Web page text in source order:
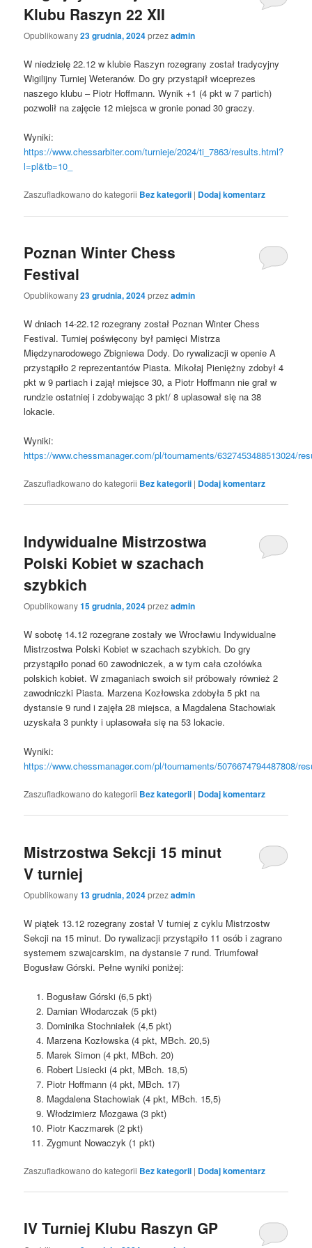
Klubu Raszyn 22 XII
Opublikowany23 grudnia, 2024przezadmin
W niedzielę 22.12 w klubie Raszyn rozegrany został tradycyjny
Wigilijny Turniej Weteranów. Do gry przystąpił wiceprezes
naszego klubu – Piotr Hoffmann. Wynik +1 (4 pkt w 7 partich)
pozwolił na zajęcie 12 miejsca w gronie ponad 30 graczy.
Wyniki:
https://www.chessarbiter.com/turnieje/2024/ti_7863/results.html?
l=pl&tb=10_
Zaszufladkowano do kategorii Bez kategorii | Dodaj komentarz
Poznan Winter Chess
Festival
Opublikowany23 grudnia, 2024przezadmin
W dniach 14-22.12 rozegrany został Poznan Winter Chess
Festival. Turniej poświęcony był pamięci Mistrza
Międzynarodowego Zbigniewa Dody. Do rywalizacji w openie A
przystąpiło 2 reprezentantów Piasta. Mikołaj Pieniężny zdobył 4
pkt w 9 partiach i zajął miejsce 30, a Piotr Hoffmann nie grał w
rundzie ostatniej i zdobywając 3 pkt/ 8 uplasował się na 38
lokacie.
Wyniki:
https://www.chessmanager.com/pl/tournaments/6327453488513024/
Zaszufladkowano do kategorii Bez kategorii | Dodaj komentarz
Indywidualne Mistrzostwa
Polski Kobiet w szachach
szybkich
Opublikowany15 grudnia, 2024przezadmin
W sobotę 14.12 rozegrane zostały we Wrocławiu Indywidualne
Mistrzostwa Polski Kobiet w szachach szybkich. Do gry
przystąpiło ponad 60 zawodniczek, a w tym cała czołówka
polskich kobiet. W zmaganiach swoich sił próbowały również 2
zawodniczki Piasta. Marzena Kozłowska zdobyła 5 pkt na
dystansie 9 rund i zajęła 28 miejsca, a Magdalena Stachowiak
uzyskała 3 punkty i uplasowała się na 53 lokacie.
Wyniki:
https://www.chessmanager.com/pl/tournaments/5076674794487808/
Zaszufladkowano do kategorii Bez kategorii | Dodaj komentarz
Mistrzostwa Sekcji 15 minut
V turniej
Opublikowany13 grudnia, 2024przezadmin
W piątek 13.12 rozegrany został V turniej z cyklu Mistrzostw
Sekcji na 15 minut. Do rywalizacji przystąpiło 11 osób i zagrano
systemem szwajcarskim, na dystansie 7 rund. Triumfował
Bogusław Górski. Pełne wyniki poniżej:
Bogusław Górski (6,5 pkt)
Damian Włodarczak (5 pkt)
Dominika Stochniałek (4,5 pkt)
Marzena Kozłowska (4 pkt, MBch. 20,5)
Marek Simon (4 pkt, MBch. 20)
Robert Lisiecki (4 pkt, MBch. 18,5)
Piotr Hoffmann (4 pkt, MBch. 17)
Magdalena Stachowiak (4 pkt, MBch. 15,5)
Włodzimierz Mozgawa (3 pkt)
Piotr Kaczmarek (2 pkt)
Zygmunt Nowaczyk (1 pkt)
Zaszufladkowano do kategorii Bez kategorii | Dodaj komentarz
IV Turniej Klubu Raszyn GP